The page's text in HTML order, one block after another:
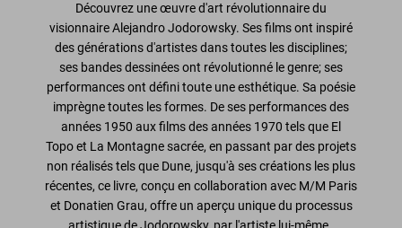
Découvrez une œuvre d'art révolutionnaire du
visionnaire Alejandro Jodorowsky. Ses films ont inspiré
des générations d'artistes dans toutes les disciplines;
ses bandes dessinées ont révolutionné le genre; ses
performances ont défini toute une esthétique. Sa poésie
imprègne toutes les formes. De ses performances des
années 1950 aux films des années 1970 tels que El
Topoet La Montagne sacrée, en passant par des projets
non réalisés tels que Dune, jusqu'à ses créations les plus
récentes, ce livre, conçu en collaboration avec M/M Paris
et Donatien Grau, offre un aperçu unique du processus